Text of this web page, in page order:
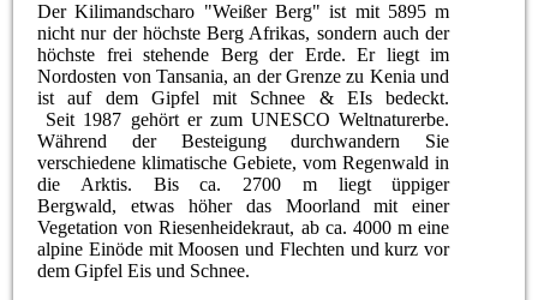
Der Kilimandscharo "Weißer Berg" ist mit 5895 m
nicht nur der höchste Berg Afrikas, sondern auch der
höchste frei stehende Berg der Erde. Er liegt im
Nordosten von Tansania, an der Grenze zu Kenia und
ist auf dem Gipfel mit Schnee & EIs bedeckt.
Seit 1987 gehört er zum UNESCO Weltnaturerbe.
Während der Besteigung durchwandern Sie
verschiedene klimatische Gebiete, vom Regenwald in
die Arktis. Bis ca. 2700 m liegt üppiger
Bergwald, etwas höher das Moorland mit einer
Vegetation von Riesenheidekraut, ab ca. 4000 m eine
alpine Einöde mit Moosen und Flechten und kurz vor
dem Gipfel Eis und Schnee.